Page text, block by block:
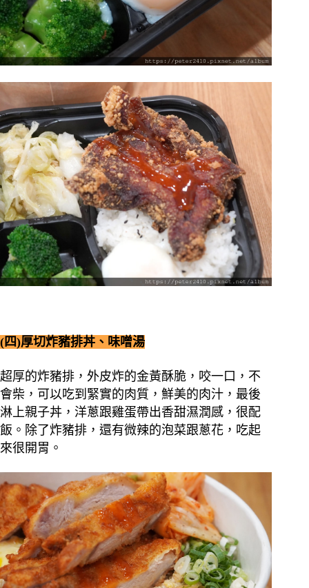
(四)厚切炸豬排丼、味噌湯
超厚的炸豬排，外皮炸的金黃酥脆，咬一口，不
會柴，可以吃到緊實的肉質，鮮美的肉汁，最後
淋上親子丼，洋蔥跟雞蛋帶出香甜濕潤感，很配
飯。除了炸豬排，還有微辣的泡菜跟蔥花，吃起
來很開胃。